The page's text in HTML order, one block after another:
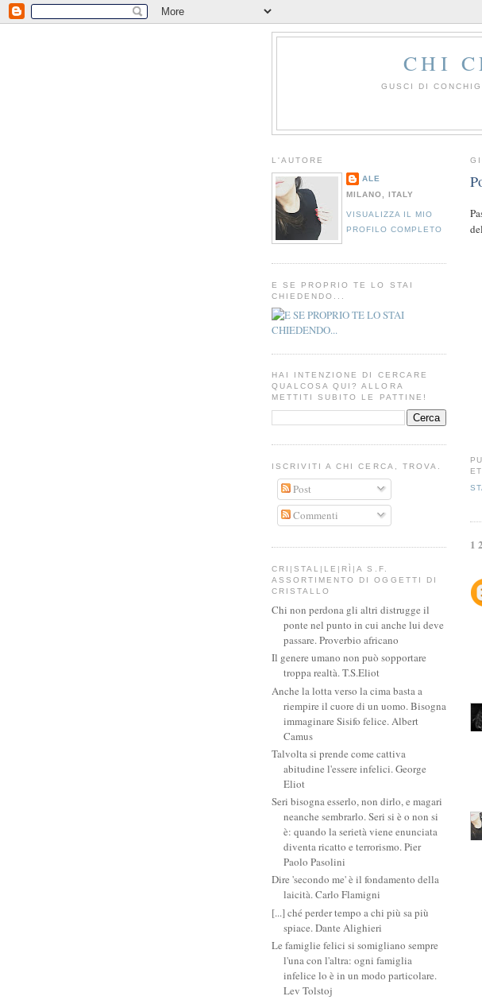
CHI
GUSCI DI
L'AUTORE
ALE
MILANO, ITALY
VISUALIZZA IL MIO
PROFILO COMPLETO
E SE PROPRIO TE LO STAI
CHIEDENDO...
HAI INTENZIONE DI CERCARE
QUALCOSA QUI? ALLORA
METTITI SUBITO LE PATTINE!
ISCRIVITI A CHI CERCA, TROVA.
Post
Commenti
CRI|STAL|LE|RÌ|A S.F.
ASSORTIMENTO DI OGGETTI DI
CRISTALLO
Chi non perdona gli altri distrugge il
ponte nel punto in cui anche lui deve
passare. Proverbio africano
Il genere umano non può sopportare
troppa realtà. T.S.Eliot
Anche la lotta verso la cima basta a
riempire il cuore di un uomo. Bisogna
immaginare Sisifo felice. Albert
Camus
Talvolta si prende come cattiva
abitudine l'essere infelici. George
Eliot
Seri bisogna esserlo, non dirlo, e magari
neanche sembrarlo. Seri si è o non si
è: quando la serietà viene enunciata
diventa ricatto e terrorismo. Pier
Paolo Pasolini
Dire 'secondo me' è il fondamento della
laicità. Carlo Flamigni
[...] ché perder tempo a chi più sa più
spiace. Dante Alighieri
Le famiglie felici si somigliano sempre
l'una con l'altra: ogni famiglia
infelice lo è in un modo particolare.
Lev Tolstoj